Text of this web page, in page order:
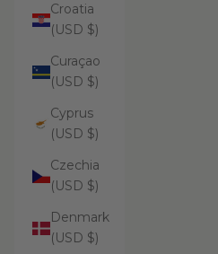
Croatia
(USD $)
Curaçao
(USD $)
Cyprus
(USD $)
Czechia
(USD $)
Denmark
(USD $)